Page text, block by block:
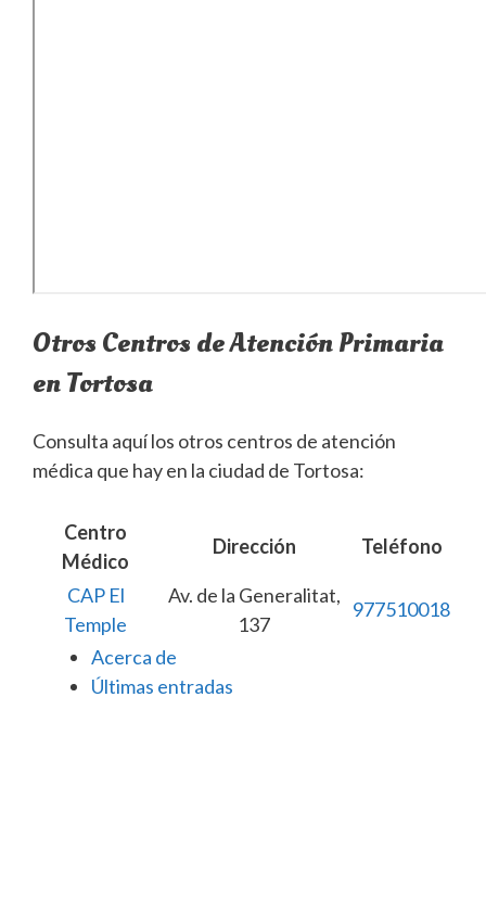
Otros Centros de Atención Primaria
en Tortosa
Consulta aquí los otros centros de atención
médica que hay en la ciudad de Tortosa:
Centro
Médico
Dirección Teléfono
CAP El
Temple
Av. de la Generalitat,
137
977510018
Acerca de
Últimas entradas